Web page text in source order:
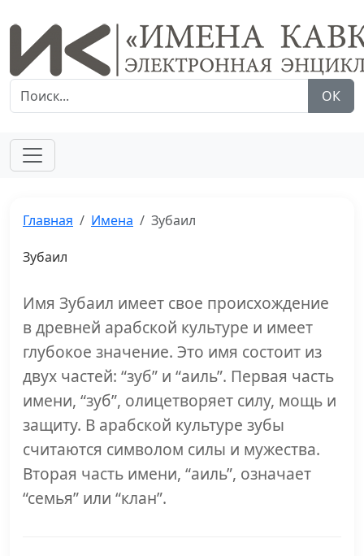
ОК
Главная Имена Зубаил
Зубаил
Имя Зубаил имеет свое происхождение
в древней арабской культуре и имеет
глубокое значение. Это имя состоит из
двух частей: “зуб” и “аиль”. Первая часть
имени, “зуб”, олицетворяет силу, мощь и
защиту. В арабской культуре зубы
считаются символом силы и мужества.
Вторая часть имени, “аиль”, означает
“семья” или “клан”.